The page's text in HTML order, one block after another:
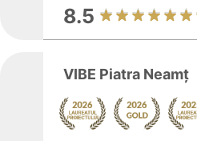
8.5
VIBE Piatra Neamț